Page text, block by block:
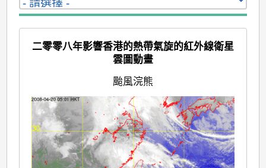
二零零八年影響香港的熱帶氣旋的紅外線衛星
雲圖動畫
颱風浣熊